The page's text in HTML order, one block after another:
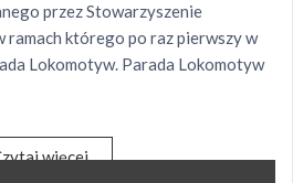
przez Stowarzyszenie
ramach którego po raz pierwszy w
Lokomotyw. Parada Lokomotyw
więcej…